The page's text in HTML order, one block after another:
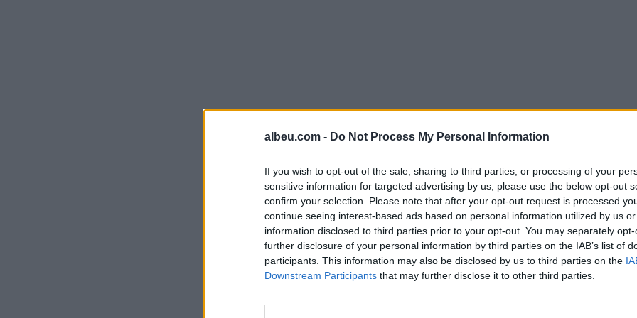
albeu.com - Do Not Process My Personal Information
If you wish to opt-out of the sale, sharing to third parties, or processing of your
sensitive information for targeted advertising by us, please use the below opt-out
confirm your selection. Please note that after your opt-out request is processed
continue seeing interest-based ads based on personal information utilized by us
information disclosed to third parties prior to your opt-out. You may separately
further disclosure of your personal information by third parties on the IAB’s list of
participants. This information may also be disclosed by us to third parties on the
Downstream Participants that may further disclose it to other third parties.